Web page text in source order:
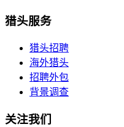
猎头服务
猎头招聘
海外猎头
招聘外包
背景调查
关注我们